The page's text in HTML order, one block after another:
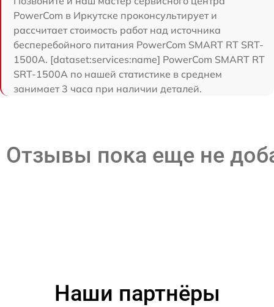
PowerCom в Иркутске проконсультирует и
рассчитает стоимость работ над источника
бесперебойного питания PowerCom SMART RT SRT-
1500A. [dataset:services:name] PowerCom SMART RT
SRT-1500A по нашей статистике в среднем
занимает 3 часа при наличии деталей.
Отзывы пока еще не
Наши партнёры